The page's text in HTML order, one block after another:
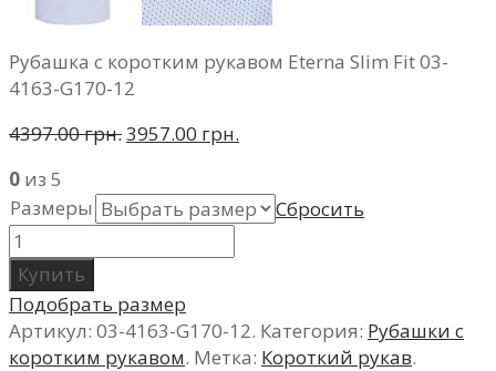
Рубашка с коротким рукавом Eterna Slim Fit 03-
4163-G170-12
4397.00 грн.3957.00 грн.
0 из 5
Размеры
Сбросить
Купить
Подобрать размер
Артикул: 03-4163-G170-12. Категория: Рубашки с
коротким рукавом. Метка: Короткий рукав.